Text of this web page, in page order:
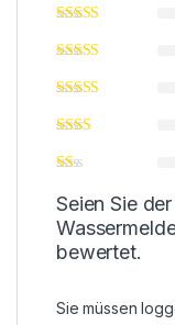
Seien Sie
bewertet.
Sie müssen